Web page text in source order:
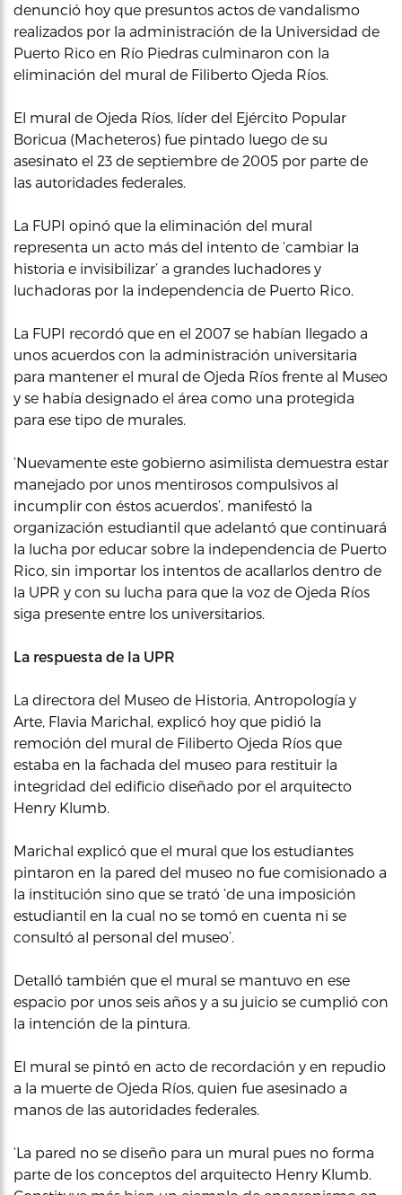
denunció hoy que presuntos actos de vandalismo
realizados por la administración de la Universidad de
Puerto Rico en Río Piedras culminaron con la
eliminación del mural de Filiberto Ojeda Ríos.
El mural de Ojeda Ríos, líder del Ejército Popular
Boricua (Macheteros) fue pintado luego de su
asesinato el 23 de septiembre de 2005 por parte de
las autoridades federales.
La FUPI opinó que la eliminación del mural
representa un acto más del intento de ‘cambiar la
historia e invisibilizar’ a grandes luchadores y
luchadoras por la independencia de Puerto Rico.
La FUPI recordó que en el 2007 se habían llegado a
unos acuerdos con la administración universitaria
para mantener el mural de Ojeda Ríos frente al Museo
y se había designado el área como una protegida
para ese tipo de murales.
‘Nuevamente este gobierno asimilista demuestra estar
manejado por unos mentirosos compulsivos al
incumplir con éstos acuerdos’, manifestó la
organización estudiantil que adelantó que continuará
la lucha por educar sobre la independencia de Puerto
Rico, sin importar los intentos de acallarlos dentro de
la UPR y con su lucha para que la voz de Ojeda Ríos
siga presente entre los universitarios.
La respuesta de la UPR
La directora del Museo de Historia, Antropología y
Arte, Flavia Marichal, explicó hoy que pidió la
remoción del mural de Filiberto Ojeda Ríos que
estaba en la fachada del museo para restituir la
integridad del edificio diseñado por el arquitecto
Henry Klumb.
Marichal explicó que el mural que los estudiantes
pintaron en la pared del museo no fue comisionado a
la institución sino que se trató ‘de una imposición
estudiantil en la cual no se tomó en cuenta ni se
consultó al personal del museo’.
Detalló también que el mural se mantuvo en ese
espacio por unos seis años y a su juicio se cumplió con
la intención de la pintura.
El mural se pintó en acto de recordación y en repudio
a la muerte de Ojeda Ríos, quien fue asesinado a
manos de las autoridades federales.
‘La pared no se diseño para un mural pues no forma
parte de los conceptos del arquitecto Henry Klumb.